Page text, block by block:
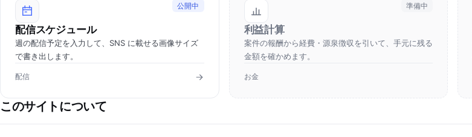
公開中
配信スケジュール
週の配信予定を入力して、SNS に載せる画像サイズ
で書き出します。
配信
準備中
利益計算
案件の報酬から経費・源泉徴収を引いて、手元に残る
金額を確かめます。
お金
このサイトについて